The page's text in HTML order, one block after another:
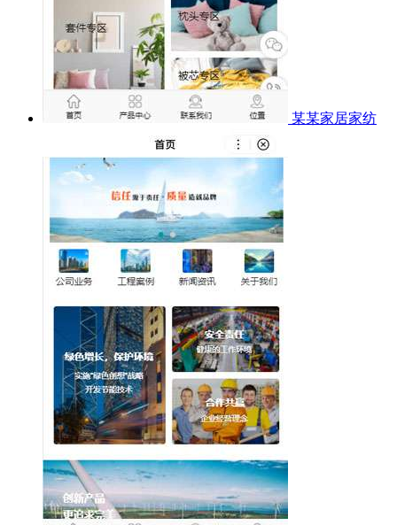
某某家居家纺